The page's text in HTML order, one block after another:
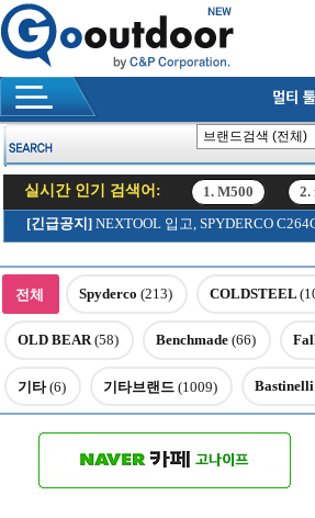
실시간 인기 검색어: 1. M500 2.
12. SRK
1. M500 2.
[긴급공지] NEXTOOL 입고, SPYDERCO
전체 Spyderco (213) COLDSTEEL
OLD BEAR(58) Benchmade (66)
기타(6) 기타브랜드 (1009)